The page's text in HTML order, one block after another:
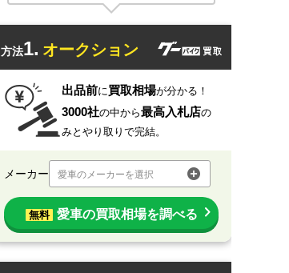
方法1. オークション
出品前に買取相場が分かる！
3000社の中から最高入札店の
みとやり取りで完結。
メーカー 愛車のメーカーを選択
無料 愛車の買取相場を調べる